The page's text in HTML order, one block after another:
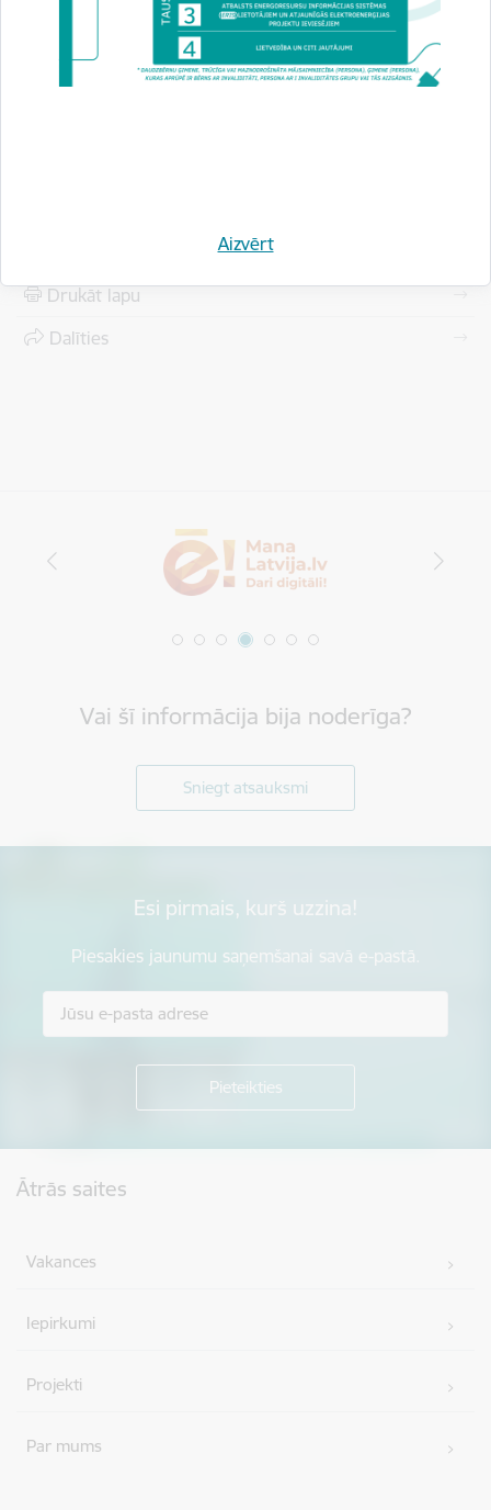
Aizvērt
registracijas-procesa-nodrosinasanai
Drukāt lapu
Dalīties
Vai šī informācija bija noderīga?
Sniegt atsauksmi
Esi pirmais, kurš uzzina!
Piesakies jaunumu saņemšanai savā e-pastā.
Ātrās saites
Vakances
Iepirkumi
Projekti
Par mums